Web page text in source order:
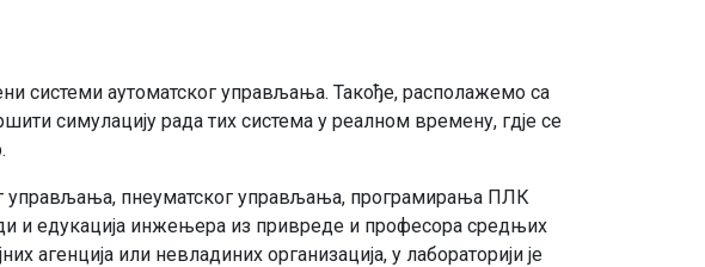
системи аутоматског управљања. Такође, располажемо са
симулацију рада тих система у реалном времену, гдје се
управљања, пнеуматског управљања, програмирања ПЛК
и едукација инжењера из привреде и професора средњих
агенција или невладиних организација, у лабораторији је